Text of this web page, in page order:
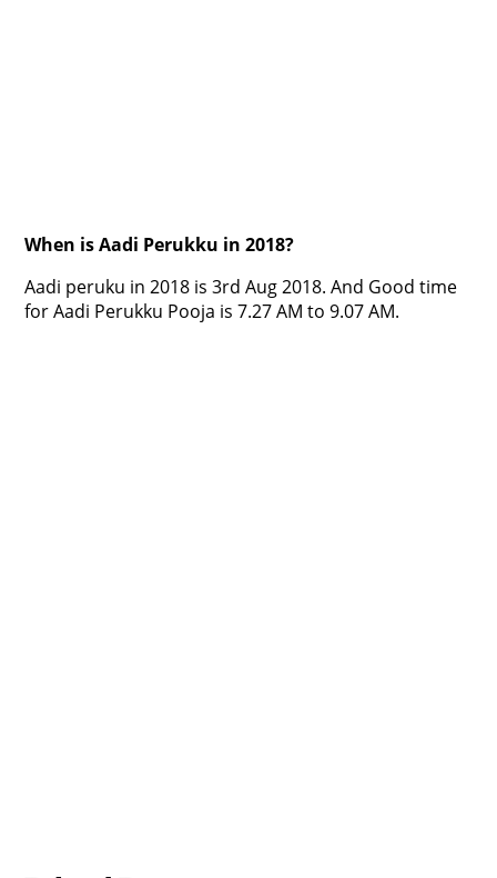
When is Aadi Perukku in 2018?
Aadi peruku in 2018 is 3rd Aug 2018. And Good time
for Aadi Perukku Pooja is 7.27 AM to 9.07 AM.